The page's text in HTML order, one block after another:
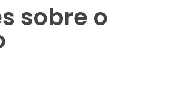
sobre o